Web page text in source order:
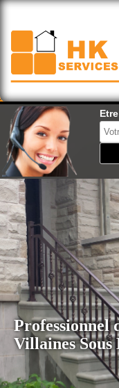
Professionnel
Villaines Sous